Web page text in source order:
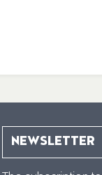
NEWSLETTER